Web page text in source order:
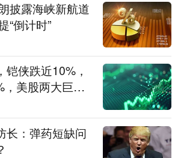
披露海峡新航道
“倒计时”
铠侠跌近10%，
美股两大巨头
长：弹药短缺问